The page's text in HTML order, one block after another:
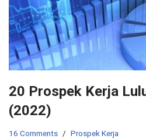
20 Prospek Kerja
(2022)
16 Comments Prospek Kerja